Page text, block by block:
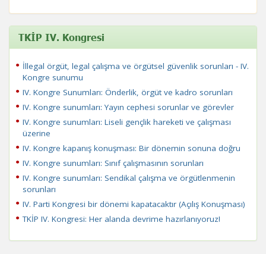
TKİP IV. Kongresi
İllegal örgüt, legal çalışma ve örgütsel güvenlik sorunları - IV.
Kongre sunumu
IV. Kongre Sunumları: Önderlik, örgüt ve kadro sorunları
IV. Kongre sunumları: Yayın cephesi sorunlar ve görevler
IV. Kongre sunumları: Liseli gençlik hareketi ve çalışması
üzerine
IV. Kongre kapanış konuşması: Bir dönemin sonuna doğru
IV. Kongre sunumları: Sınıf çalışmasının sorunları
IV. Kongre sunumları: Sendikal çalışma ve örgütlenmenin
sorunları
IV. Parti Kongresi bir dönemi kapatacaktır (Açılış Konuşması)
TKİP IV. Kongresi: Her alanda devrime hazırlanıyoruz!